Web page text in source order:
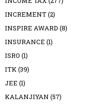
INCREMENT(2)
INSPIRE AWARD (8)
INSURANCE (1)
ISRO (1)
ITK (39)
JEE (1)
KALANJIYAN (57)